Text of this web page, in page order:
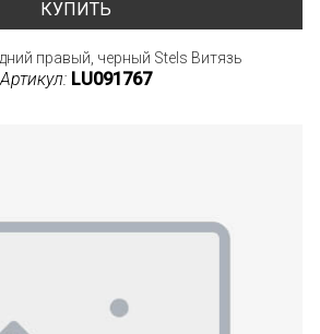
КУПИТЬ
правый, черный Stels Витязь
Артикул: LU091767